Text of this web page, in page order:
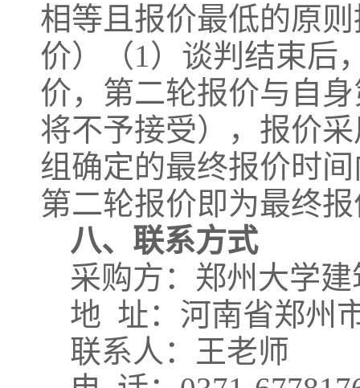
相等且报价最低的原
价）（1）谈判结束后
价，第二轮报价与自
将不予接受），报价
组确定的最终报价时
第二轮报价即为最终
八、联系方式
采购方：郑州大学
地 址：河南省郑州
联系人：王老师